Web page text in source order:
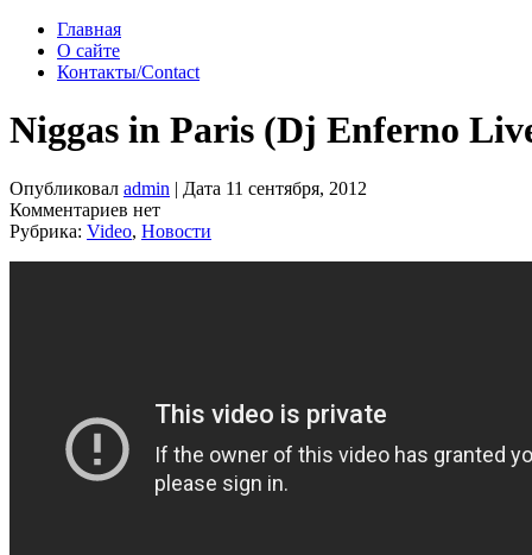
Главная
О сайте
Контакты/Contact
Niggas in Paris (Dj Enferno
Опубликовал admin | Дата 11 сентября, 2012
Комментариев нет
Рубрика: Video, Новости